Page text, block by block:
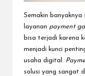
lebih
aman.
Semakin
layanan payment
bisa terjadi karena
menjadi kunci
usaha digital.
solusi yang sangat